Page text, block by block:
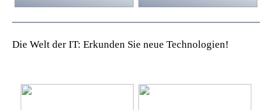
Die Welt der IT: Erkunden Sie neue Technologien!